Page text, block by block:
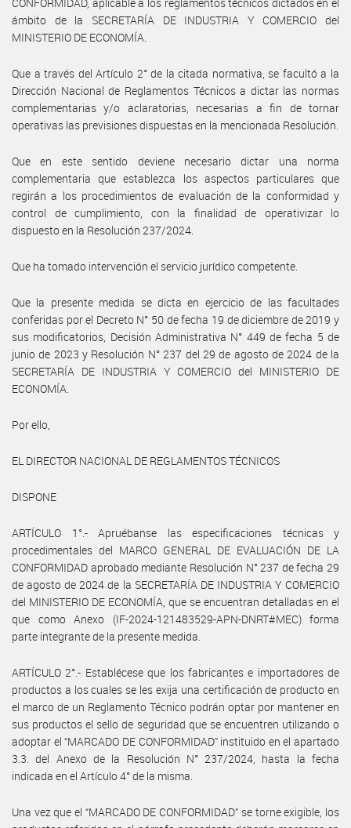
ámbito de la SECRETARÍA DE INDUSTRIA Y COMERCIO del
MINISTERIO DE ECONOMÍA.
Que a través del Artículo 2° de la citada normativa, se facultó a la
Dirección Nacional de Reglamentos Técnicos a dictar las normas
complementarias y/o aclaratorias, necesarias a fin de tornar
operativas las previsiones dispuestas en la mencionada Resolución.
Que en este sentido deviene necesario dictar una norma
complementaria que establezca los aspectos particulares que
regirán a los procedimientos de evaluación de la conformidad y
control de cumplimiento, con la finalidad de operativizar lo
dispuesto en la Resolución 237/2024.
Que ha tomado intervención el servicio jurídico competente.
Que la presente medida se dicta en ejercicio de las facultades
conferidas por el Decreto N° 50 de fecha 19 de diciembre de 2019 y
sus modificatorios, Decisión Administrativa N° 449 de fecha 5 de
junio de 2023 y Resolución N° 237 del 29 de agosto de 2024 de la
SECRETARÍA DE INDUSTRIA Y COMERCIO del MINISTERIO DE
ECONOMÍA.
Por ello,
EL DIRECTOR NACIONAL DE REGLAMENTOS TÉCNICOS
DISPONE
ARTÍCULO 1°.- Apruébanse las especificaciones técnicas y
procedimentales del MARCO GENERAL DE EVALUACIÓN DE LA
CONFORMIDAD aprobado mediante Resolución N° 237 de fecha 29
de agosto de 2024 de la SECRETARÍA DE INDUSTRIA Y COMERCIO
del MINISTERIO DE ECONOMÍA, que se encuentran detalladas en el
que como Anexo (IF-2024-121483529-APN-DNRT#MEC) forma
parte integrante de la presente medida.
ARTÍCULO 2°.- Establécese que los fabricantes e importadores de
productos a los cuales se les exija una certificación de producto en
el marco de un Reglamento Técnico podrán optar por mantener en
sus productos el sello de seguridad que se encuentren utilizando o
adoptar el “MARCADO DE CONFORMIDAD” instituido en el apartado
3.3. del Anexo de la Resolución N° 237/2024, hasta la fecha
indicada en el Artículo 4° de la misma.
Una vez que el “MARCADO DE CONFORMIDAD” se torne exigible, los